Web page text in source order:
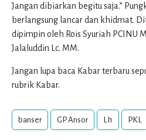
Jangan dibiarkan begitu saja.”
berlangsung lancar dan khidmat.
dipimpin oleh Rois Syuriah PCINU
Jalaluddin Lc. MM.
Jangan lupa baca Kabar terbaru
rubrik Kabar.
banser GP Ansor LI1 PKL